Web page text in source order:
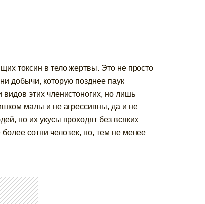
токсин в тело жертвы. Это не просто
добычи, которую позднее паук
этих членистоногих, но лишь
малы и не агрессивны, да и не
но их укусы проходят без всяких
сотни человек, но, тем не менее